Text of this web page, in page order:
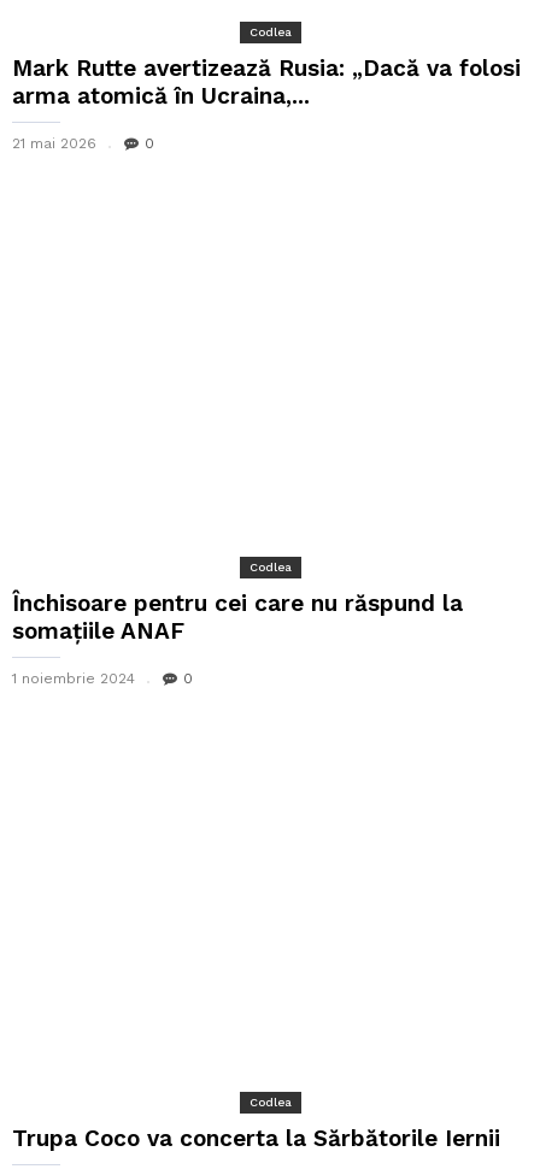
Codlea
Mark Rutte avertizează Rusia: „Dacă va folosi
arma atomică în Ucraina,...
21 mai 2026 0
Codlea
Închisoare pentru cei care nu răspund la
somațiile ANAF
1 noiembrie 2024 0
Codlea
Trupa Coco va concerta la Sărbătorile Iernii